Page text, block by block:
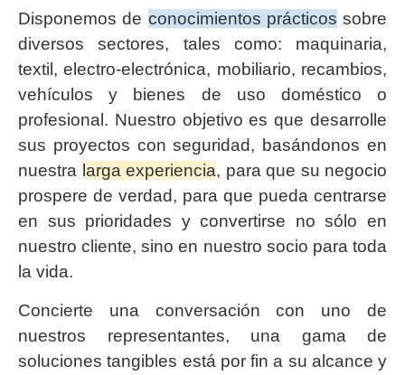
Disponemos de conocimientos prácticos sobre
diversos sectores, tales como: maquinaria,
textil, electro-electrónica, mobiliario, recambios,
vehículos y bienes de uso doméstico o
profesional. Nuestro objetivo es que desarrolle
sus proyectos con seguridad, basándonos en
nuestra larga experiencia, para que su negocio
prospere de verdad, para que pueda centrarse
en sus prioridades y convertirse no sólo en
nuestro cliente, sino en nuestro socio para toda
la vida.
Concierte una conversación con uno de
nuestros representantes, una gama de
soluciones tangibles está por fin a su alcance y